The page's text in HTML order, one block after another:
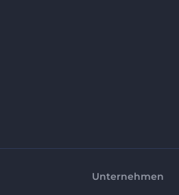
Unternehmen